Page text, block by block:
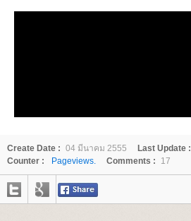
Create Date : 04 มีนาคม 2555 Last Update :
Counter :
Pageviews. Comments : 17